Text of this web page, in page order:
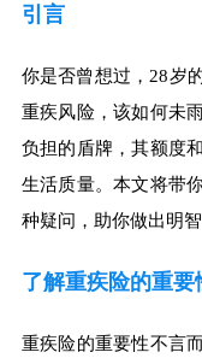
引言
你是否曾想过，28岁
重疾风险，该如何未
负担的盾牌，其额度
生活质量。本文将带
种疑问，助你做出明智
了解重疾险的重要
重疾险的重要性不言